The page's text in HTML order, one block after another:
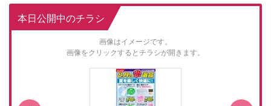
本日公開中のチラシ
画像はイメージです。
画像をクリックするとチラシが開きます。